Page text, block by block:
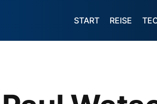
START REISE